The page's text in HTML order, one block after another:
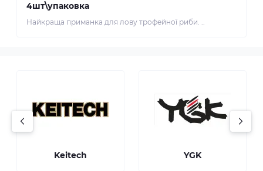
4шт\упаковка
Найкраща приманка для лову трофейної риби. ..
Keitech YGK